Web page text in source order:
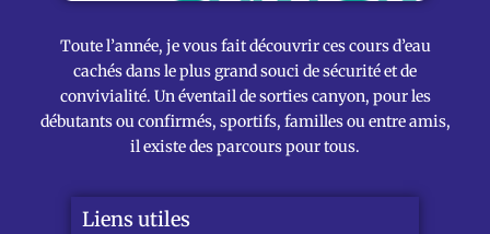
Toute l’année, je vous fait découvrir ces cours d’eau
cachés dans le plus grand souci de sécurité et de
convivialité. Un éventail de sorties canyon, pour les
débutants ou confirmés, sportifs, familles ou entre amis,
il existe des parcours pour tous.
Liens utiles